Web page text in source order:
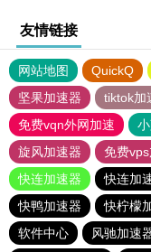
友情链接
网站地图 QuickQ
坚果加速器
tiktok加
免费vqn外网加速
旋风加速器
免费
快连加速器
快连加
快鸭加速器
快柠檬
软件中心
风驰加速